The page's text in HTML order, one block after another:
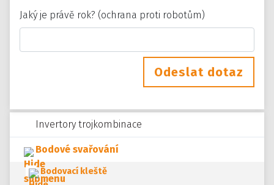
Invertory trojkombinace
Bodové svařování
Bodovací kleště
Jaký je právě rok? (ochrana proti robotům)
Odeslat dotaz